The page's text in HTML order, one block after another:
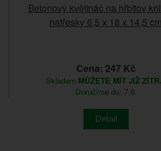
Betonový květináč na hřbitov
natřesky 6,5 x 18 x 14,5 cm
Cena: 247 Kč
Skladem MŮŽETE MÍT JIŽ
Doručíme do: 7.8.
Detail